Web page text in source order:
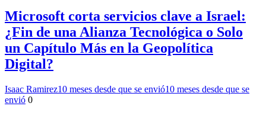
Microsoft corta servicios clave a Israel:
¿Fin de una Alianza Tecnológica o Solo
un Capítulo Más en la Geopolítica
Digital?
Isaac Ramirez10 meses desde que se envió10 meses desde que se
envió 0